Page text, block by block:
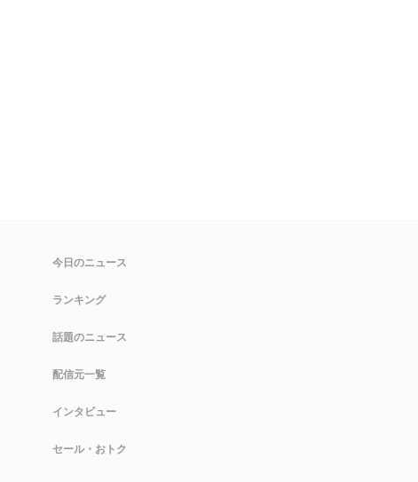
今日のニュース
ランキング
話題のニュース
配信元一覧
インタビュー
セール・おトク